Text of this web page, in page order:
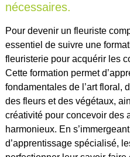
nécessaires.
Pour devenir un fleuriste
essentiel de suivre une
fleuristerie pour acquérir les
Cette formation permet
fondamentales de l’art floral,
des fleurs et des végétaux,
créativité pour concevoir des
harmonieux. En
d’apprentissage spécialisé,